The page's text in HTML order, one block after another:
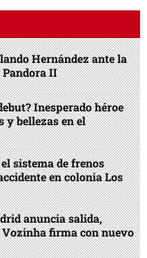
Hernández ante la
II
Inesperado héroe
y bellezas en el
sistema de frenos
en colonia Los
anuncia salida,
firma con nuevo